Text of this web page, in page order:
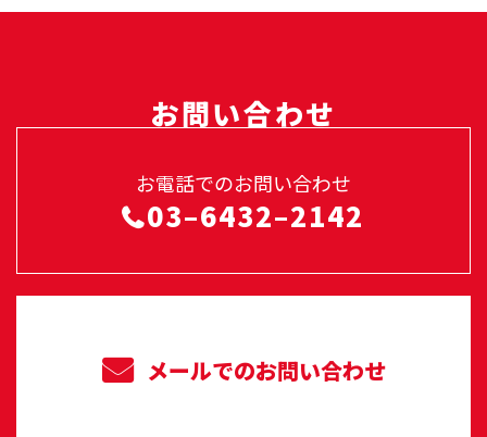
お問い合わせ
お電話でのお問い合わせ
03–6432–2142
メールでのお問い合わせ